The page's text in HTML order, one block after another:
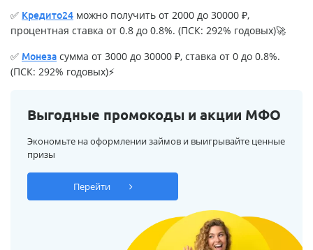
✅ Кредито24 можно получить от 2000 до 30000 ₽,
процентная ставка от 0.8 до 0.8%. (ПСК: 292% годовых)🚀
✅ Монеза сумма от 3000 до 30000 ₽, ставка от 0 до 0.8%.
(ПСК: 292% годовых)⚡
Выгодные промокоды и акции МФО
Экономьте на оформлении займов и выигрывайте ценные
призы
Перейти